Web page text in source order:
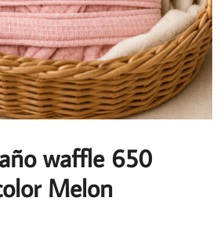
waffle 650
Melon